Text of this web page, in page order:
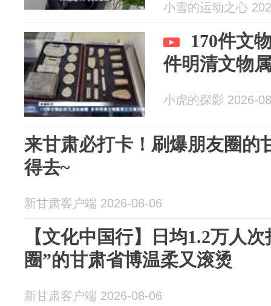
小雪的运动之心
170件文
件明清文物
小虎的探影 2026-
来甘肃必打卡！刷爆朋友圈的
得去~
新甘肃客户端 2026-08-06
【文化中国行】日均1.2万人
圈”的甘肃省博温柔又滚烫
新甘肃客户端 2026-08-06